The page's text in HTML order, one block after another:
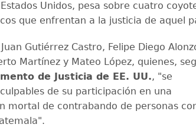
Unidos, pesa sobre cuatro
que enfrentan a la justicia de aquel
Gutiérrez Castro, Felipe Diego
Martínez y Mateo López, quienes,
de Justicia de EE. UU., "se
de su participación en una
mortal de contrabando de personas